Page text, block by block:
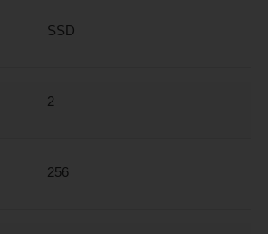
SSD
2
256